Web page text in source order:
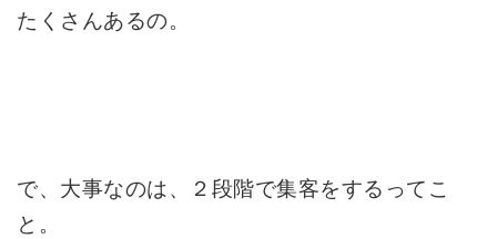
たくさんあるの。
で、大事なのは、２段階で集客をするってこ
と。